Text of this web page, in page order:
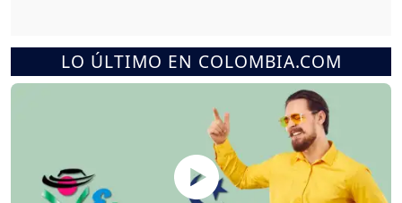
LO ÚLTIMO EN COLOMBIA.COM